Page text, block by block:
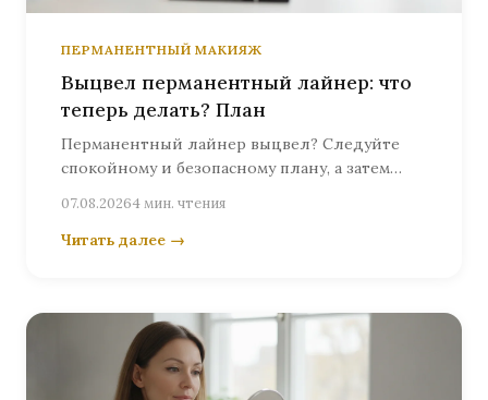
ПЕРМАНЕНТНЫЙ МАКИЯЖ
Выцвел перманентный лайнер: что
теперь делать? План
Перманентный лайнер выцвел? Следуйте
спокойному и безопасному плану, а затем
07.08.20264 мин. чтения
Читать далее →